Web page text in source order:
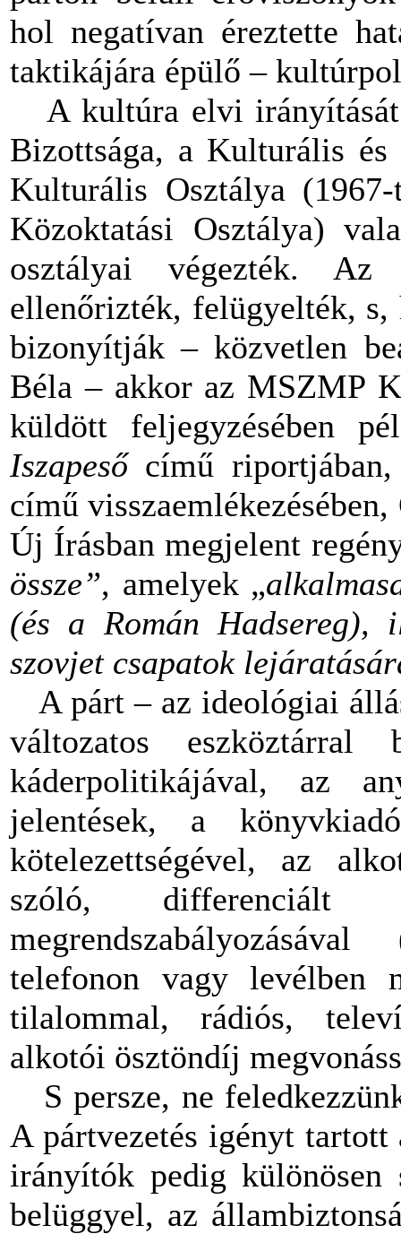
hol negatívan éreztette
taktikájára épülő –
A kultúra elvi irányítását
Bizottsága, a Kulturális
Kulturális Osztálya
Közoktatási Osztálya)
osztályai végezték.
ellenőrizték, felügyelték,
bizonyítják – közvetlen
Béla – akkor az MSZMP
küldött feljegyzésében
Iszapesőcímű
című
Új Írásban megjelent
össze”, amelyek „
(és a Román Hadsereg),
szovjet csapatok
A párt – az ideológiai
változatos eszköztárral
káderpolitikájával, az
jelentések, a
kötelezettségével, az
szóló, differenciált
telefonon vagy levélben
tilalommal, rádiós,
alkotói ösztöndíj
S persze, ne
A pártvezetés igényt tartott
irányítók pedig
belüggyel, az